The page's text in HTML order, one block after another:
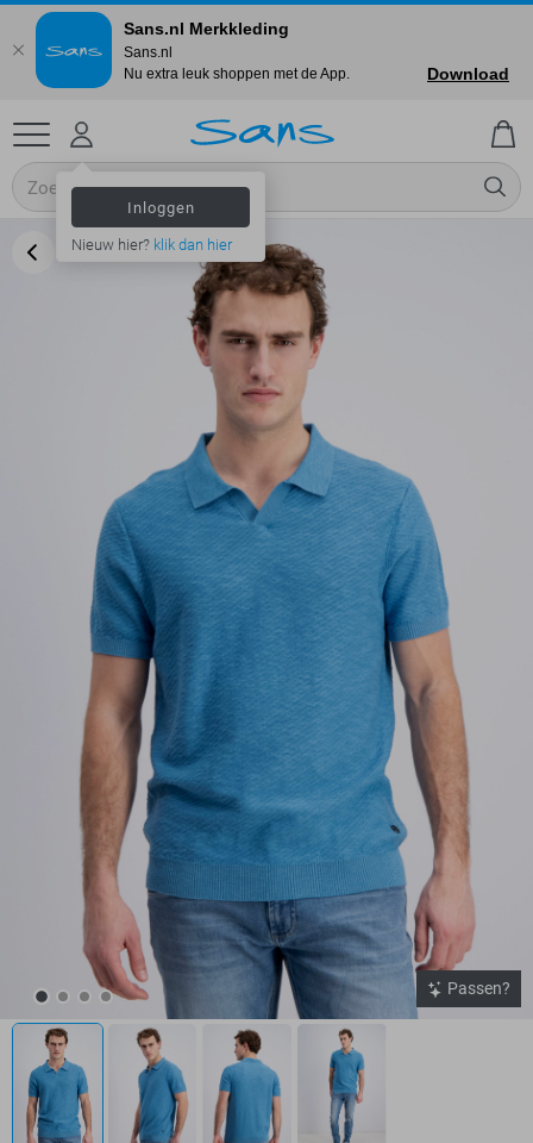
Inloggen
Nieuw hier? klik dan hier
Passen?
Sans.nl Merkkleding
Sans.nl
Nu extra leuk shoppen met de App.
Download